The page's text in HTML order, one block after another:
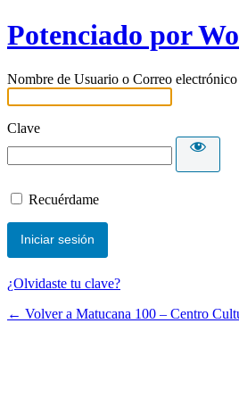
Potenciado por
Nombre de Usuario o Correo electrónico
Clave
Recuérdame
¿Olvidaste tu clave?
← Volver a Matucana 100 – Centro